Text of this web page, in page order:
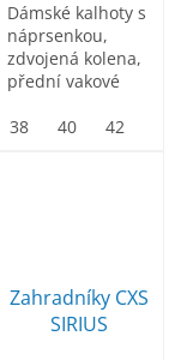
Dámské kalhoty s
náprsenkou,
zdvojená kolena,
přední vakové
kapsa na...
38 40 42
Zahradníky CXS
SIRIUS